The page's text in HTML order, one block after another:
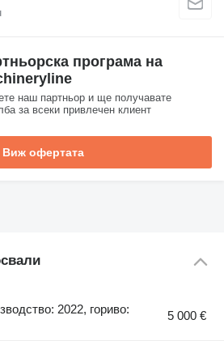
програма на
наш партньор и ще получавате
за всеки привлечен клиент
Виж офертата
2022, гориво:
5 000 €